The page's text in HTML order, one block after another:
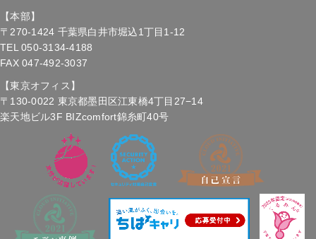
【本部】
〒270-1424 千葉県白井市堀込1丁目1-12
TEL 050-3134-4188
FAX 047-492-3037
【東京オフィス】
〒130-0022 東京都墨田区江東橋4丁目27−14
楽天地ビル3F BIZcomfort錦糸町40号